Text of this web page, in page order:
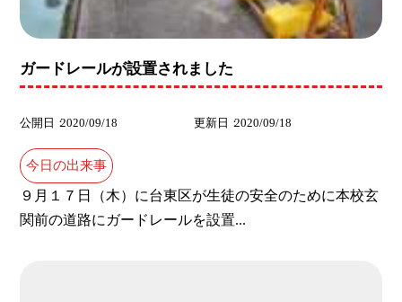
ガードレールが設置されました
公開日 2020/09/18 更新日 2020/09/18
今日の出来事
９月１７日（木）に台東区が生徒の安全のために本校玄
関前の道路にガードレールを設置...